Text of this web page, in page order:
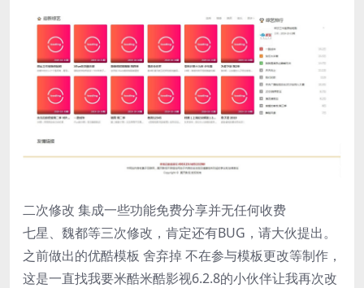
二次修改 集成一些功能免费分享并无任何收费
七星、魏都等三次修改，肯定还有BUG，请大伙提出。
之前做出的优酷模板 舍弃掉 不在参与模板更改等制作，
这是一直找我要米酷米酷影视6.2.8的小伙伴让我再次改